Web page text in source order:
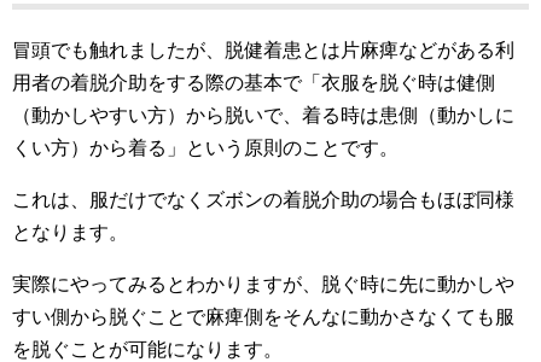
冒頭でも触れましたが、脱健着患とは片麻痺などがある利
用者の着脱介助をする際の基本で「衣服を脱ぐ時は健側
（動かしやすい方）から脱いで、着る時は患側（動かしに
くい方）から着る」という原則のことです。
これは、服だけでなくズボンの着脱介助の場合もほぼ同様
となります。
実際にやってみるとわかりますが、脱ぐ時に先に動かしや
すい側から脱ぐことで麻痺側をそんなに動かさなくても服
を脱ぐことが可能になります。